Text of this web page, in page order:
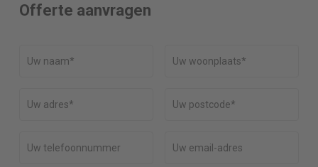
Offerte aanvragen